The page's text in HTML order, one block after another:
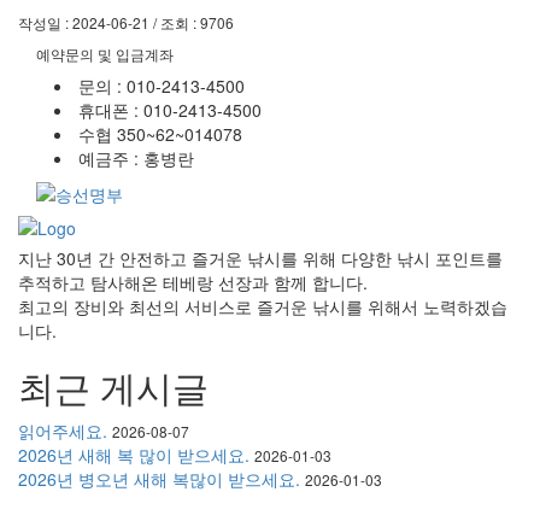
작성일 : 2024-06-21 / 조회 : 9706
예약문의 및 입금계좌
문의 : 010-2413-4500
휴대폰 : 010-2413-4500
수협 350~62~014078
예금주 : 홍병란
지난 30년 간 안전하고 즐거운 낚시를 위해 다양한 낚시 포인트를
추적하고 탐사해온 테베랑 선장과 함께 합니다.
최고의 장비와 최선의 서비스로 즐거운 낚시를 위해서 노력하겠습
니다.
최근 게시글
읽어주세요. 2026-08-07
2026년 새해 복 많이 받으세요. 2026-01-03
2026년 병오년 새해 복많이 받으세요. 2026-01-03